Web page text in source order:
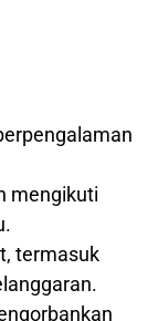
mengikuti
termasuk